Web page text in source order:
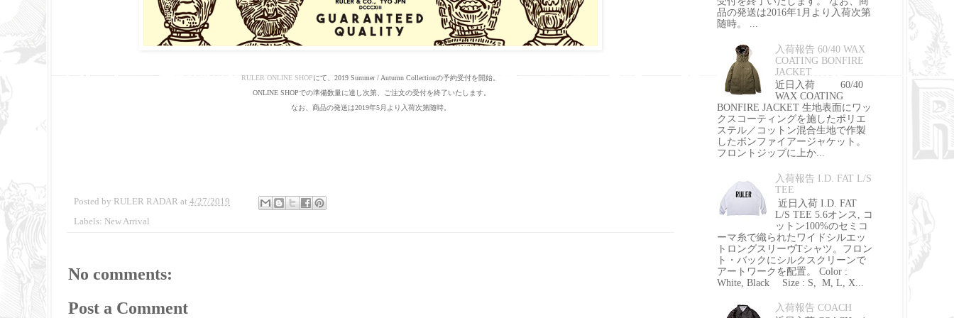
RULER ONLINE SHOPにて、2019 Summer / Autumn Collectionの予約受付を開始。
ONLINE SHOPでの準備数量に達し次第、ご注文の受付を終了いたします。
なお、商品の発送は2019年5月より入荷次第随時。
Posted by RULER RADAR at 4/27/2019
Labels: New Arrival
No comments:
Post a Comment
品の発送は2016年1月より入荷次第
随時。 ...
入荷報告 60/40 WAX
COATING BONFIRE
JACKET
近日入荷 60/40
WAX COATING
BONFIRE JACKET 生地表面にワッ
クスコーティングを施したポリエ
ステル／コットン混合生地で作製
したボンファイアージャケット。
フロントジップに上か...
入荷報告 I.D. FAT L/S
TEE
近日入荷 I.D. FAT
L/S TEE 5.6オンス, コ
ットン100%のセミコ
ーマ糸で織られたワイドシルエッ
トロングスリーヴTシャツ。フロン
ト・バックにシルクスクリーンで
アートワークを配置。 Color :
White, Black Size : S, M, L, X...
入荷報告 COACH